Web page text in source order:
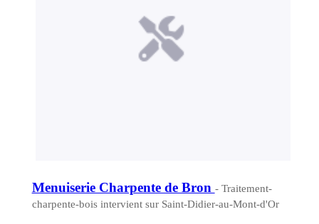
Menuiserie Charpente de Bron - Traitement-
charpente-bois intervient sur Saint-Didier-au-Mont-d'Or